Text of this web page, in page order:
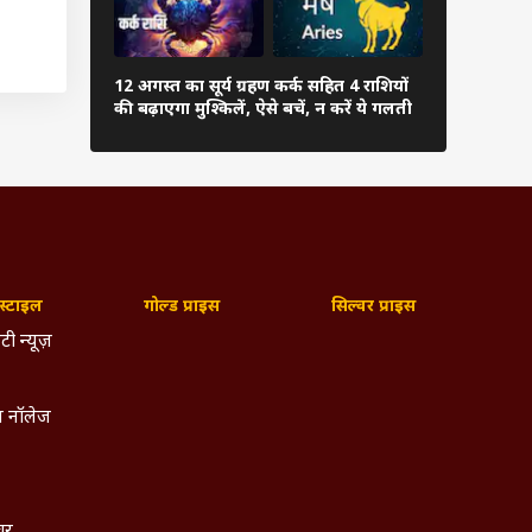
है
12 अगस्त का सूर्य ग्रहण कर्क सहित 4 राशियों
की बढ़ाएगा मुश्किलें, ऐसे बचें, न करें ये गलती
न्यूज़
नॉलेज
गोल्ड प्राइस सिल्वर प्राइस